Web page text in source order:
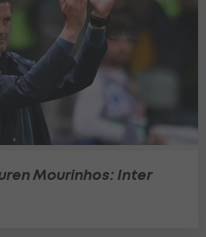
Mourinhos: Inter